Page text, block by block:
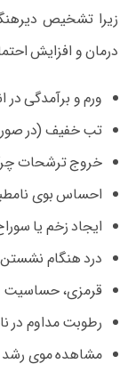
زیرا تشخیص
درمان و افزایش
ورم و برآمدگی در
تب خفیف (در
خروج ترشحات
احساس بوی
ایجاد زخم یا
درد هنگام
قرمزی، حساسیت
رطوبت مداوم در
مشاهده موی